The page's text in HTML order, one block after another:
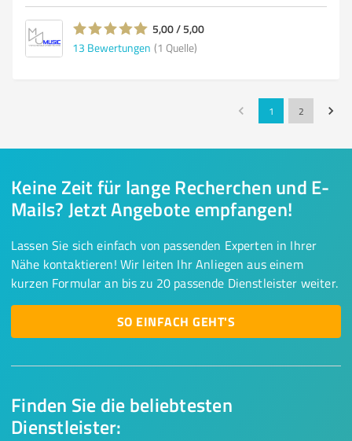
5,00 / 5,00
13 Bewertungen (1 Quelle)
1 2
Finden Sie die beliebtesten
Dienstleister:
Keine Zeit für lange Recherchen und E-
Mails? Jetzt Angebote empfangen!
Lassen Sie sich einfach von passenden Experten in Ihrer
Nähe kontaktieren! Wir leiten Ihr Anliegen aus einem
kurzen Formular an bis zu 20 passende Dienstleister weiter.
SO EINFACH GEHT'S